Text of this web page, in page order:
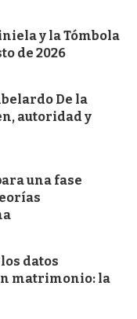
y la Tómbola
de 2026
De la
autoridad y
una fase
datos
matrimonio: la